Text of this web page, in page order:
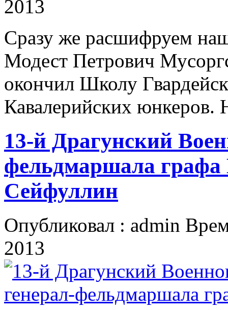
2013
Сразу же расшифруем
Модест Петрович
окончил Школу
Кавалерийских юнкеров.
13-й Драгунский
фельдмаршала
Сейфуллин
Опубликовал : admin
2013